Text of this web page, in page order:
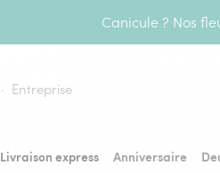
Canicule ? Nos
Entreprise
Livraison express Anniversaire